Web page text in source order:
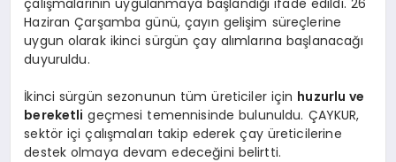
Haziran Çarşamba günü, çayın gelişim süreçlerine
uygun olarak ikinci sürgün çay alımlarına başlanacağı
duyuruldu.
İkinci sürgün sezonunun tüm üreticiler için huzurlu ve
bereketli geçmesi temennisinde bulunuldu. ÇAYKUR,
sektör içi çalışmaları takip ederek çay üreticilerine
destek olmaya devam edeceğini belirtti.